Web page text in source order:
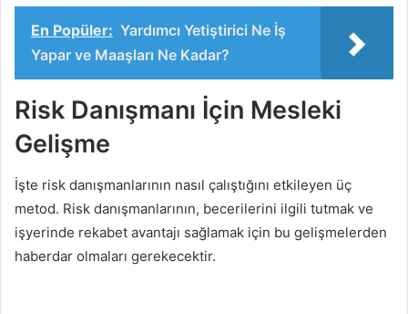
En Popüler: Yardımcı Yetiştirici Ne İş
Yapar ve Maaşları Ne Kadar?
Risk Danışmanı İçin Mesleki
Gelişme
İşte risk danışmanlarının nasıl çalıştığını etkileyen üç
metod. Risk danışmanlarının, becerilerini ilgili tutmak ve
işyerinde rekabet avantajı sağlamak için bu gelişmelerden
haberdar olmaları gerekecektir.